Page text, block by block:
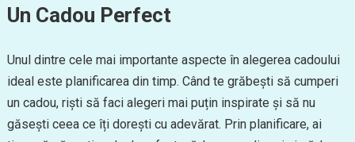
Un Cadou Perfect
Unul dintre cele mai importante aspecte în alegerea cadoului
ideal este planificarea din timp. Când te grăbești să cumperi
un cadou, riști să faci alegeri mai puțin inspirate și să nu
găsești ceea ce îți dorești cu adevărat. Prin planificare, ai